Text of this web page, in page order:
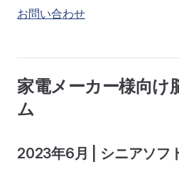
お問い合わせ
家電メーカー様向け
ム
2023年6月 | シニアソフ